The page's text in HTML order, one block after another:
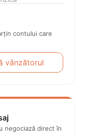
contului care
vânzătorul
negociază direct în